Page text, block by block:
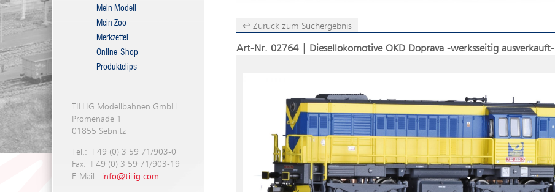
Mein Modell
Mein Zoo
Merkzettel
Online-Shop
Produktclips
TILLIG Modellbahnen GmbH
Promenade 1
01855 Sebnitz
Tel.: +49 (0) 3 59 71/903-0
Fax: +49 (0) 3 59 71/903-19
E-Mail:
info@tillig.com
↩ Zurück zum Suchergebnis
Art-Nr. 02764 | Diesellokomotive OKD Doprava -werksseitig ausverkauft-